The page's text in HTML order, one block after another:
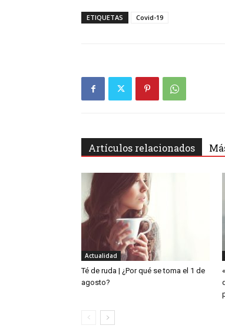
ETIQUETAS Covid-19
Artículos relacionados
Actualidad
Té de ruda | ¿Por qué se toma el 1 de
agosto?